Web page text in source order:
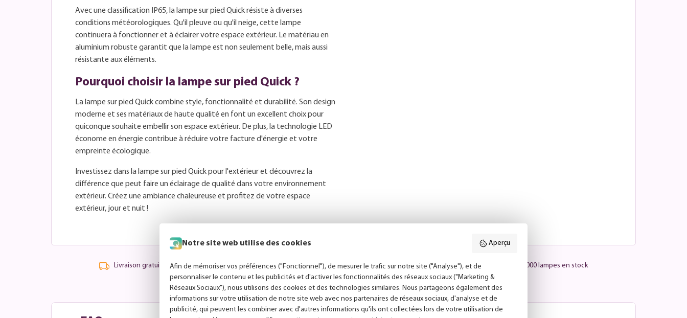
Avec une classification IP65, la lampe sur pied Quick résiste à diverses
conditions météorologiques. Qu'il pleuve ou qu'il neige, cette lampe
continuera à fonctionner et à éclairer votre espace extérieur. Le matériau en
aluminium robuste garantit que la lampe est non seulement belle, mais aussi
résistante aux éléments.
Pourquoi choisir la lampe sur pied Quick ?
La lampe sur pied Quick combine style, fonctionnalité et durabilité. Son design
moderne et ses matériaux de haute qualité en font un excellent choix pour
quiconque souhaite embellir son espace extérieur. De plus, la technologie LED
économe en énergie contribue à réduire votre facture d'énergie et votre
empreinte écologique.
Investissez dans la lampe sur pied Quick pour l'extérieur et découvrez la
différence que peut faire un éclairage de qualité dans votre environnement
extérieur. Créez une ambiance chaleureuse et profitez de votre espace
extérieur, jour et nuit !
Livraison gratuite à partir de 99,- Conseils personnalisés Plus de 25 000 lampes en stock
Notre site web utilise des cookies Aperçu
Afin de mémoriser vos préférences ("Fonctionnel"), de mesurer le trafic sur notre site ("Analyse"), et de
personnaliser le contenu et les publicités et d'activer les fonctionnalités des réseaux sociaux ("Marketing &
Réseaux Sociaux"), nous utilisons des cookies et des technologies similaires. Nous partageons également des
informations sur votre utilisation de notre site web avec nos partenaires de réseaux sociaux, d'analyse et de
publicité, qui peuvent les combiner avec d'autres informations qu'ils ont collectées lors de votre utilisation de